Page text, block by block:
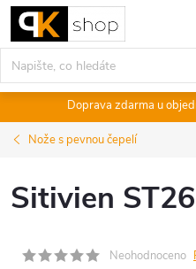
Přejít
obsah
Doprava zdarma u
Nože s pevnou čepelí
Sitivien ST26
Neohodnoceno